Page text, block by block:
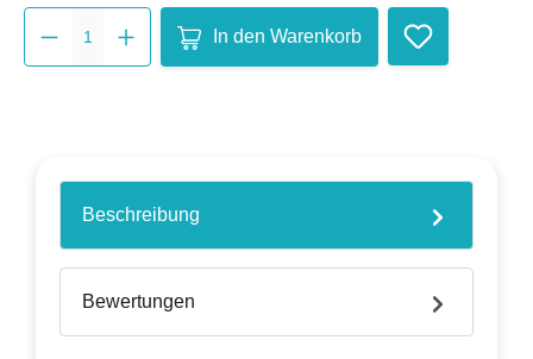
Produkt Anzahl: Gib den
In den Warenkorb
Beschreibung
Bewertungen